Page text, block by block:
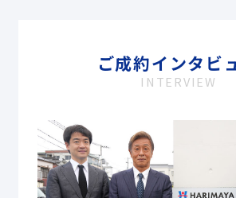
ご成約インタビ
INTERVIEW